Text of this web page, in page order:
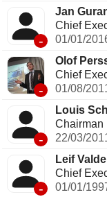
-
Jan
Chief
01/01/
-
Olof
Chief
01/08/
-
Louis
Chairman
22/03/
-
Leif
Chief
01/01/